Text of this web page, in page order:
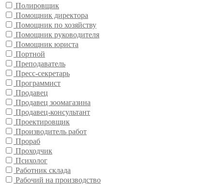
Полировщик
Помощник директора
Помощник по хозяйству
Помощник руководителя
Помощник юриста
Портной
Преподаватель
Пресс-секретарь
Программист
Продавец
Продавец зоомагазина
Продавец-консультант
Проектировщик
Производитель работ
Прораб
Проходчик
Психолог
Работник склада
Рабочий на производство